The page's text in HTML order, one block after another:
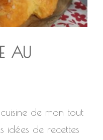
AU
de mon tout
idées de recettes